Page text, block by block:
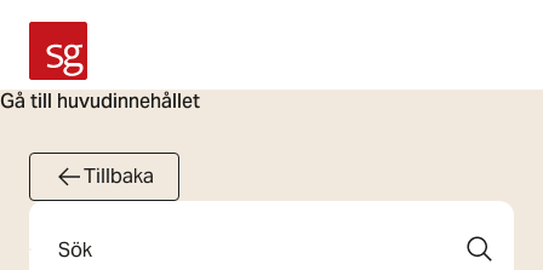
Gå till huvudinnehållet
SG Armaturen
Tillbaka
Sök